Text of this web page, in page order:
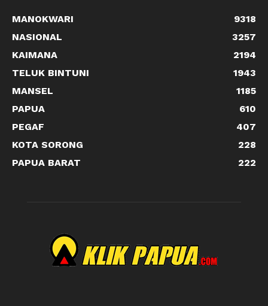
MANOKWARI
9318
NASIONAL
3257
KAIMANA
2194
TELUK BINTUNI
1943
MANSEL
1185
PAPUA
610
PEGAF
407
KOTA SORONG
228
PAPUA BARAT
222